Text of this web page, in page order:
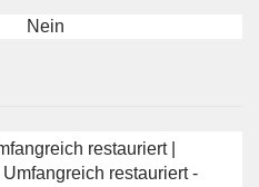
Nein
restauriert |
restauriert -